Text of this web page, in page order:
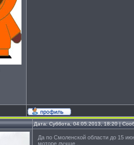
Дата: Суббота, 04.05.2013, 18:20 |
Да по Смоленской области до 15
моторе лучше ..